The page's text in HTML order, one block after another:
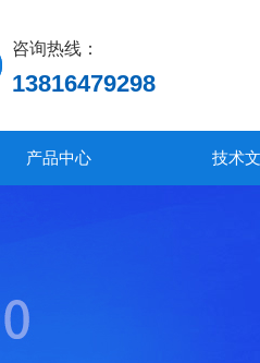
咨询热线：
13816479298
产品中心 技术